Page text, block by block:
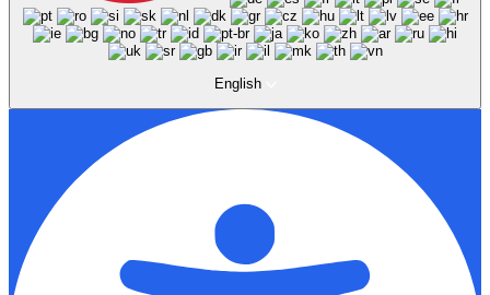
English